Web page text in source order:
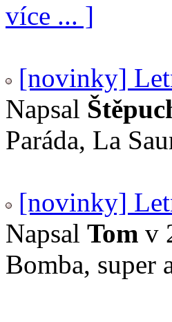
více ... ]
[novinky]
Napsal
Paráda, La
[novinky]
Napsal Tom v
Bomba, super